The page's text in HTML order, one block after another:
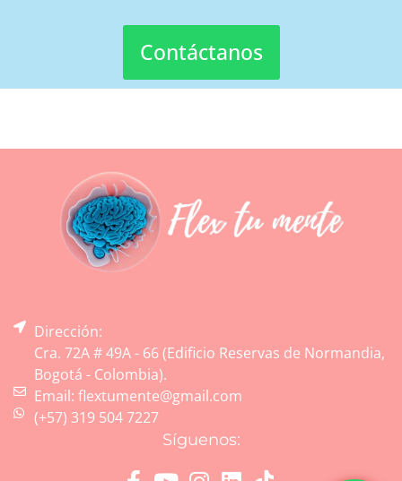
Contáctanos
Dirección:
Cra. 72A # 49A - 66 (Edificio Reservas de Normandia,
Bogotá - Colombia).
Email: flextumente@gmail.com
(+57) 319 504 7227
Síguenos: